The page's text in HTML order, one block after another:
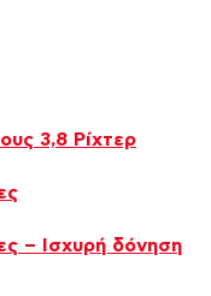
3,8 Ρίχτερ
– Ισχυρή δόνηση